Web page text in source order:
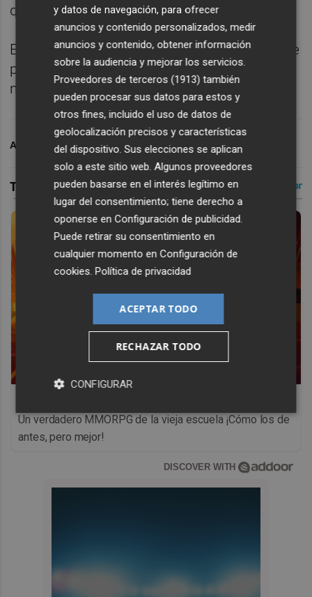
de la competición oficial.
El club no ha hecho públicos ni el número de
partidos de preparación que disputará ni
ninguno de los rivales a los que se medirá.
ARCHIVADO EN VALENCIA CF
Un verdadero MMORPG de la vieja escuela ¡Cómo los de
antes, pero mejor!
DISCOVER WITH
y datos de navegación, para ofrecer
anuncios y contenido personalizados, medir
anuncios y contenido, obtener información
sobre la audiencia y mejorar los servicios.
Proveedores de terceros (1913) también
pueden procesar sus datos para estos y
otros fines, incluido el uso de datos de
geolocalización precisos y características
del dispositivo. Sus elecciones se aplican
solo a este sitio web. Algunos proveedores
pueden basarse en el interés legítimo en
lugar del consentimiento; tiene derecho a
oponerse enConfiguración de publicidad.
Puede retirar su consentimiento en
cualquier momento enConfiguración de
cookies.Política de privacidad
ACEPTAR TODO
RECHAZAR TODO
CONFIGURAR